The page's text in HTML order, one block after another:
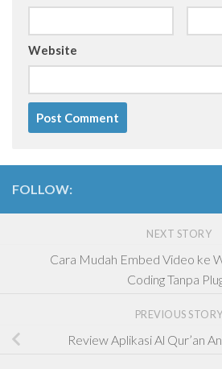
Website
FOLLOW:
NEXT STORY
Cara Mudah Embed Video ke
Coding Tanpa
PREVIOUS STORY
Review Aplikasi Al Qur’an